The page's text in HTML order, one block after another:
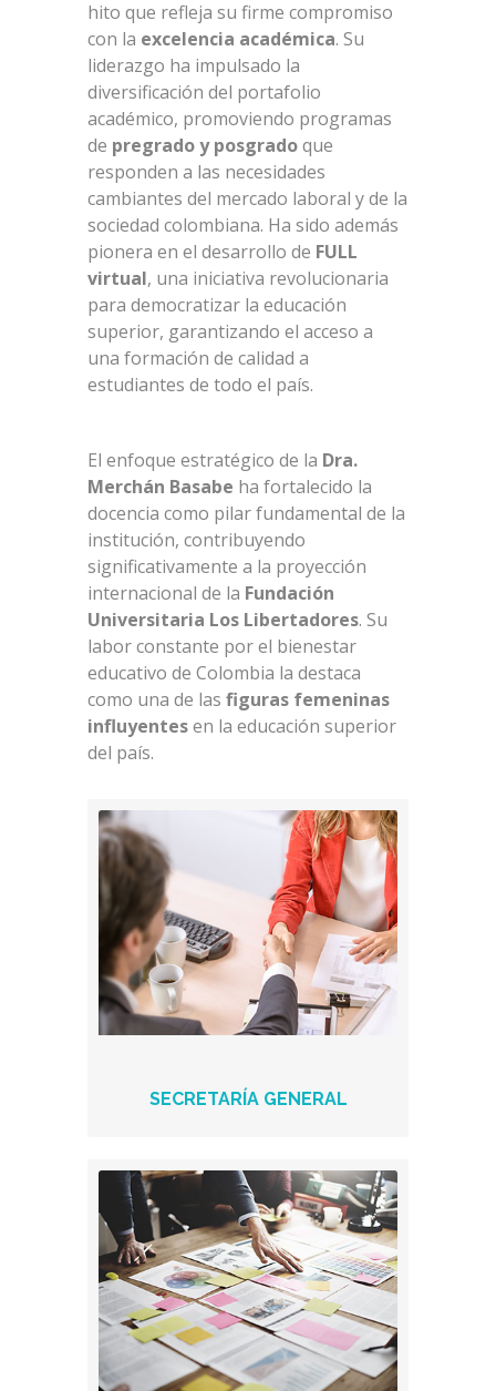
hito que refleja su firme compromiso
con la excelencia académica. Su
liderazgo ha impulsado la
diversificación del portafolio
académico, promoviendo programas
de pregrado y posgradoque
responden a las necesidades
cambiantes del mercado laboral y de la
sociedad colombiana. Ha sido además
pionera en el desarrollo de FULL
virtual, una iniciativa revolucionaria
para democratizar la educación
superior, garantizando el acceso a
una formación de calidad a
estudiantes de todo el país.
El enfoque estratégico de la Dra.
Merchán Basabe ha fortalecido la
docencia como pilar fundamental de la
institución, contribuyendo
significativamente a la proyección
internacional de la Fundación
Universitaria Los Libertadores. Su
labor constante por el bienestar
educativo de Colombia la destaca
como una de las figuras femeninas
influyentesen la educación superior
del país.
SECRETARÍA GENERAL